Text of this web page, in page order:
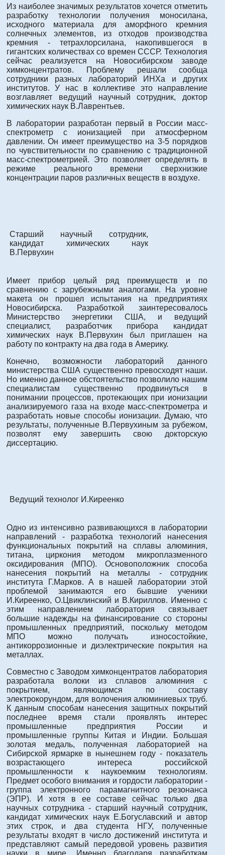
Из наиболее значимых результатов хочется отметить
разработку технологии получения моносилана,
исходного материала для аморфного кремния
солнечных элементов, из отходов производства
кремния - тетрахлорсилана, накопившегося в
гигантских количествах со времен СССР. Технология
сейчас реализуется на Новосибирском заводе
химконцентратов. Проблему решали сообща
сотрудники разных лабораторий ИНХа и других
институтов. У нас в коллективе это направление
возглавляет ведущий научный сотрудник, доктор
химических наук В.Лаврентьев.
В лаборатории разработан первый в России масс-
спектрометр с ионизацией при атмосферном
давлении. Он имеет преимущество на 3-5 порядков
по чувствительности по сравнению с традиционной
масс-спектрометрией. Это позволяет определять в
режиме реального времени сверхнизкие
концентрации паров различных веществ в воздухе.
Старший научный сотрудник,
кандидат химических наук
В.Первухин
Имеет прибор целый ряд преимуществ и по
сравнению с зарубежными аналогами. На уровне
макета он прошел испытания на предприятиях
Новосибирска. Разработкой заинтересовалось
Министерство энергетики США, и ведущий
специалист, разработчик прибора кандидат
химических наук В.Первухин был приглашен на
работу по контракту на два года в Америку.
Конечно, возможности лабораторий данного
министерства США существенно превосходят наши.
Но именно данное обстоятельство позволило нашим
специалистам существенно продвинуться в
понимании процессов, протекающих при ионизации
анализируемого газа на входе масс-спектрометра и
разработать новые способы ионизации. Думаю, что
результаты, полученные В.Первухиным за рубежом,
позволят ему завершить свою докторскую
диссертацию.
Ведущий технолог И.Киреенко
Одно из интенсивно развивающихся в лаборатории
направлений - разработка технологий нанесения
функциональных покрытий на сплавы алюминия,
титана, циркония методом микроплазменного
оксидирования (МПО). Основоположник способа
нанесения покрытий на металлы - сотрудник
института Г.Марков. А в нашей лаборатории этой
проблемой занимаются его бывшие ученики
И.Киреенко, О.Цвиклинский и В.Кириллов. Именно с
этим направлением лаборатория связывает
большие надежды на финансирование со стороны
промышленных предприятий, поскольку методом
МПО можно получать износостойкие,
антикоррозионные и диэлектрические покрытия на
металлах.
Совместно с Заводом химконцентратов лаборатория
разработала волоки из сплавов алюминия с
покрытием, являющимся по составу
электрокорундом, для волочения алюминиевых труб.
К данным способам нанесения защитных покрытий
последнее время стали проявлять интерес
промышленные предприятия России и
промышленные группы Китая и Индии. Большая
золотая медаль, полученная лабораторией на
Сибирской ярмарке в нынешнем году - показатель
возрастающего интереса российской
промышленности к наукоемким технологиям.
Предмет особого внимания и гордости лаборатории -
группа электронного парамагнитного резонанса
(ЭПР). И хотя в ее составе сейчас только два
научных сотрудника - старший научный сотрудник,
кандидат химических наук Е.Богуславский и автор
этих строк, и два студента НГУ, полученные
результаты входят в число достижений института и
представляют самый передовой уровень развития